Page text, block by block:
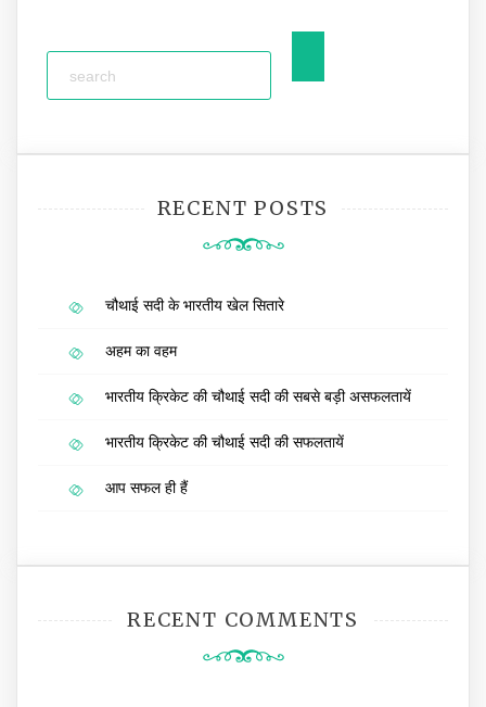
RECENT POSTS
चौथाई सदी के भारतीय खेल सितारे
अहम का वहम
भारतीय क्रिकेट की चौथाई सदी की सबसे बड़ी असफलतायें
भारतीय क्रिकेट की चौथाई सदी की सफलतायें
आप सफल ही हैं
RECENT COMMENTS